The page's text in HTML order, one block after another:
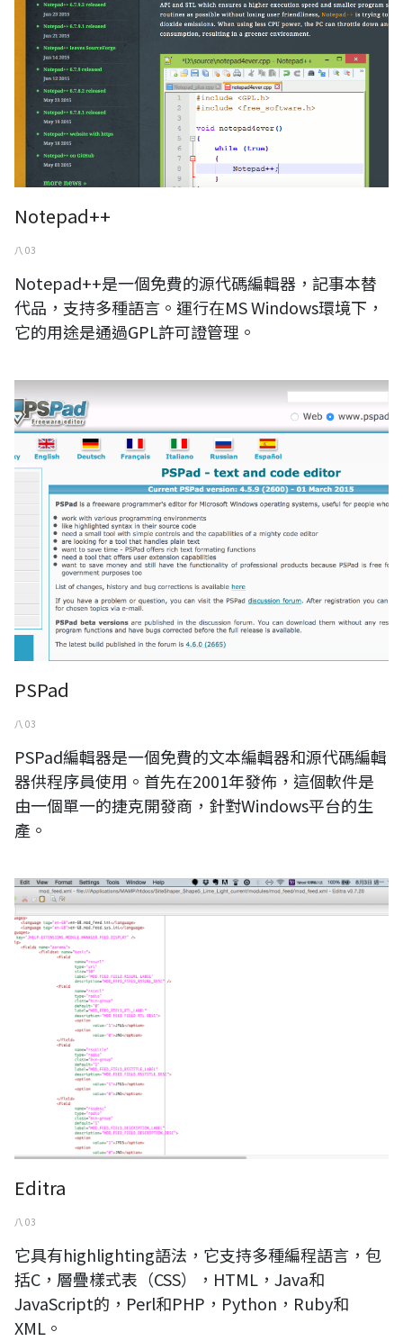
Notepad++
八 03
Notepad++是一個免費的源代碼編輯器，記事本替
代品，支持多種語言。運行在MS Windows環境下，
它的用途是通過GPL許可證管理。
PSPad
八 03
PSPad編輯器是一個免費的文本編輯器和源代碼編輯
器供程序員使用。首先在2001年發佈，這個軟件是
由一個單一的捷克開發商，針對Windows平台的生
產。
Editra
Editra
八 03
它具有highlighting語法，它支持多種編程語言，包
括C，層疊樣式表（CSS），HTML，Java和
JavaScript的，Perl和PHP，Python，Ruby和
XML。